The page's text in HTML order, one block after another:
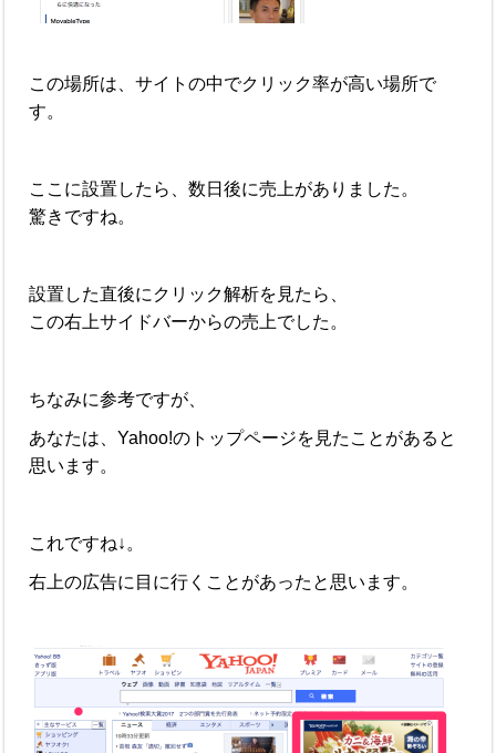
この場所は、サイトの中でクリック率が高い場所で
す。
ここに設置したら、数日後に売上がありました。
驚きですね。
設置した直後にクリック解析を見たら、
この右上サイドバーからの売上でした。
ちなみに参考ですが、
あなたは、Yahoo!のトップページを見たことがあると
思います。
これですね↓。
右上の広告に目に行くことがあったと思います。